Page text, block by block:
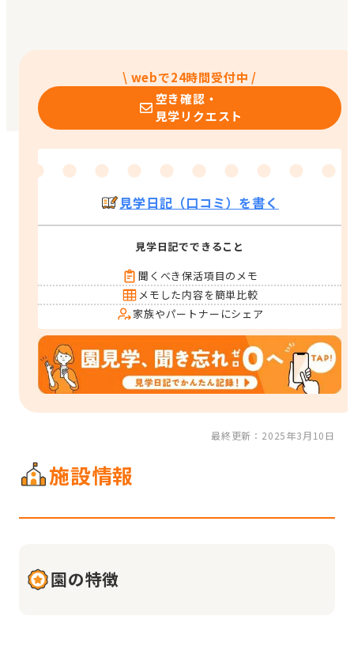
\ webで24時間受付中 /
空き確認・
見学リクエスト
見学日記（口コミ）を書く
見学日記でできること
聞くべき保活項目のメモ
メモした内容を簡単比較
家族やパートナーにシェア
最終更新：2025年3月10日
施設情報
園の特徴